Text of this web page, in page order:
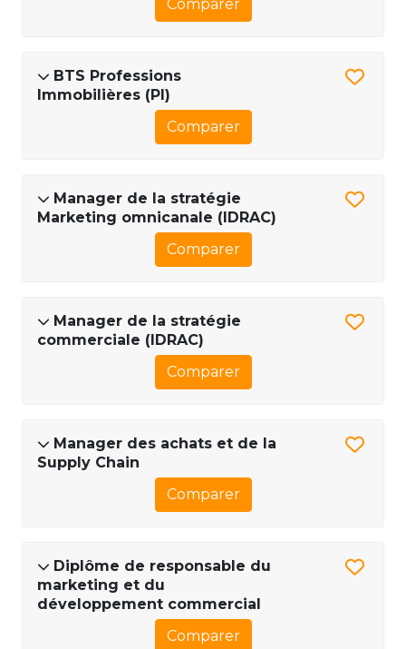
Comparer
BTS Professions
Immobilières (PI)
Comparer
Manager de la stratégie
Marketing omnicanale (IDRAC)
Comparer
Manager de la stratégie
commerciale (IDRAC)
Comparer
Manager des achats et de la
Supply Chain
Comparer
Diplôme de responsable du
marketing et du
développement commercial
Comparer